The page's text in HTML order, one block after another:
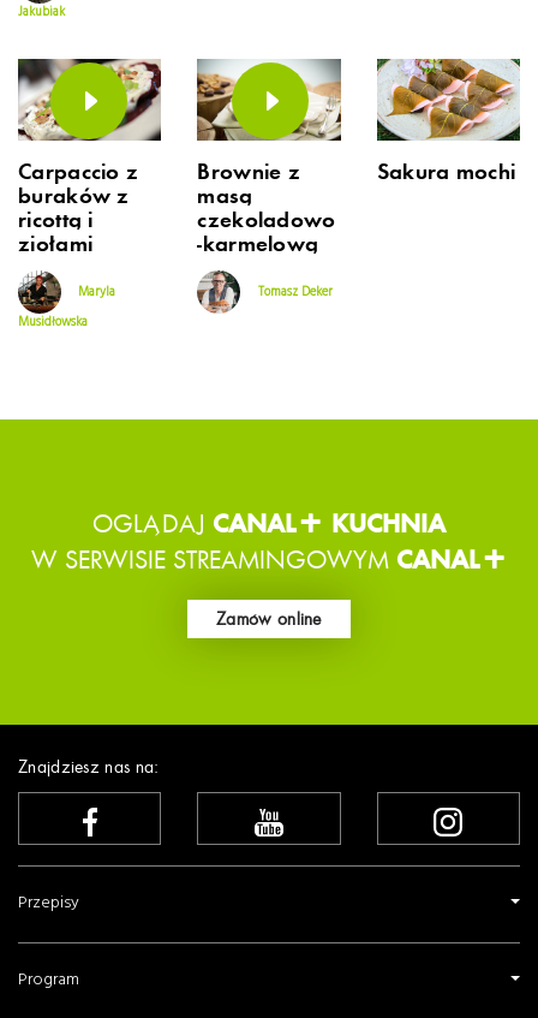
Jakubiak
Carpaccio z
buraków z
ricottą i
ziołami
Maryla
Musidłowska
Brownie z
masą
czekoladowo
-karmelową
Tomasz Deker
Sakura mochi
OGLĄDAJ CANAL+ KUCHNIA
W SERWISIE STREAMINGOWYM CANAL+
Zamów online
Znajdziesz nas na:
Przepisy
Program